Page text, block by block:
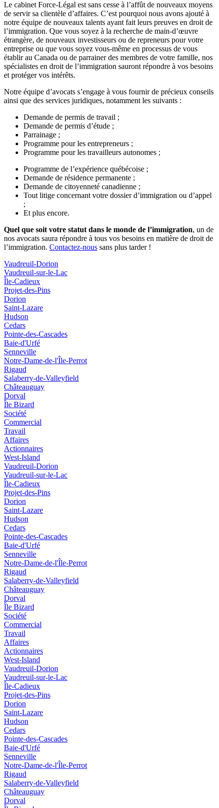
Le cabinet Force-Légal est sans cesse à l’affût de nouveaux moyens
de servir sa clientèle d’affaires. C’est pourquoi nous avons ajouté à
notre équipe de nouveaux talents ayant fait leurs preuves en droit de
l’immigration. Que vous soyez à la recherche de main-d’œuvre
étrangère, de nouveaux investisseurs ou de repreneurs pour votre
entreprise ou que vous soyez vous-même en processus de vous
établir au Canada ou de parrainer des membres de votre famille, nos
spécialistes en droit de l’immigration sauront répondre à vos besoins
et protéger vos intérêts.
Notre équipe d’avocats s’engage à vous fournir de précieux conseils
ainsi que des services juridiques, notamment les suivants :
Demande de permis de travail ;
Demande de permis d’étude ;
Parrainage ;
Programme pour les entrepreneurs ;
Programme pour les travailleurs autonomes ;
Programme de l’expérience québécoise ;
Demande de résidence permanente ;
Demande de citoyenneté canadienne ;
Tout litige concernant votre dossier d’immigration ou d’appel
;
Et plus encore.
Quel que soit votre statut dans le monde de l’immigration, un de
nos avocats saura répondre à tous vos besoins en matière de droit de
l’immigration. Contactez-nous sans plus tarder !
Vaudreuil-Dorion
Vaudreuil-sur-le-Lac
Île-Cadieux
Projet-des-Pins
Dorion
Saint-Lazare
Hudson
Cedars
Pointe-des-Cascades
Baie-d'Urfé
Senneville
Notre-Dame-de-l'Île-Perrot
Rigaud
Salaberry-de-Valleyfield
Châteauguay
Dorval
Île Bizard
Société
Commercial
Travail
Affaires
Actionnaires
West-Island
Vaudreuil-Dorion
Vaudreuil-sur-le-Lac
Île-Cadieux
Projet-des-Pins
Dorion
Saint-Lazare
Hudson
Cedars
Pointe-des-Cascades
Baie-d'Urfé
Senneville
Notre-Dame-de-l'Île-Perrot
Rigaud
Salaberry-de-Valleyfield
Châteauguay
Dorval
Île Bizard
Société
Commercial
Travail
Affaires
Actionnaires
West-Island
Vaudreuil-Dorion
Vaudreuil-sur-le-Lac
Île-Cadieux
Projet-des-Pins
Dorion
Saint-Lazare
Hudson
Cedars
Pointe-des-Cascades
Baie-d'Urfé
Senneville
Notre-Dame-de-l'Île-Perrot
Rigaud
Salaberry-de-Valleyfield
Châteauguay
Dorval